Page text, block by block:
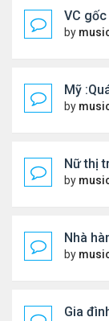
VC
by
Mỹ
by
Nữ thị
by
Nhà
by
Gia